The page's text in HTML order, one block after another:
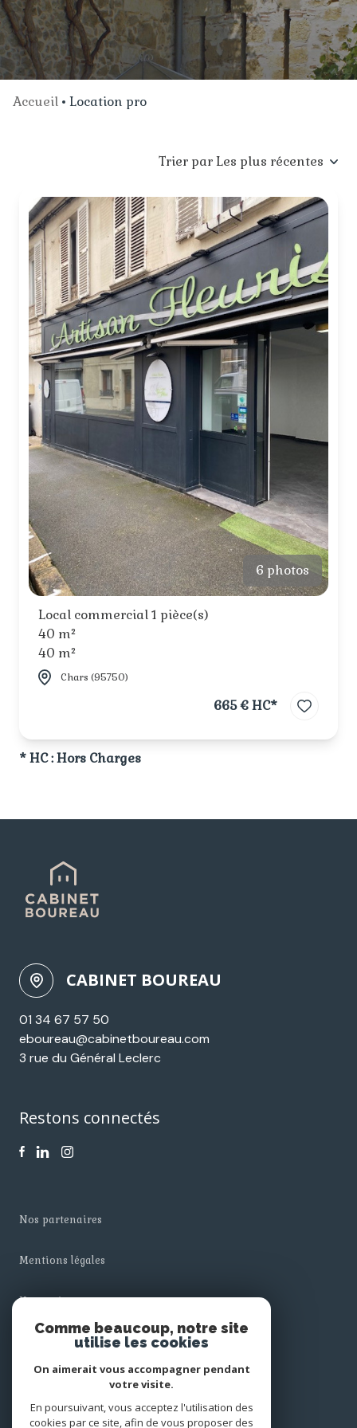
ACTUALITÉS
Accueil Location pro
Trier par Les plus récentes
6 photos
Local commercial 1 pièce(s)
40 m²
40 m²
Chars (95750)
665 € HC*
* HC : Hors Charges
CABINET BOUREAU
01 34 67 57 50
eboureau@cabinetboureau.com
3 rue du Général Leclerc
Restons connectés
nos partenaires
mentions légales
honoraires
cookies
Comme beaucoup, notre site
utilise les cookies
On aimerait vous accompagner pendant
votre visite.
En poursuivant, vous acceptez l'utilisation des
cookies par ce site, afin de vous proposer des